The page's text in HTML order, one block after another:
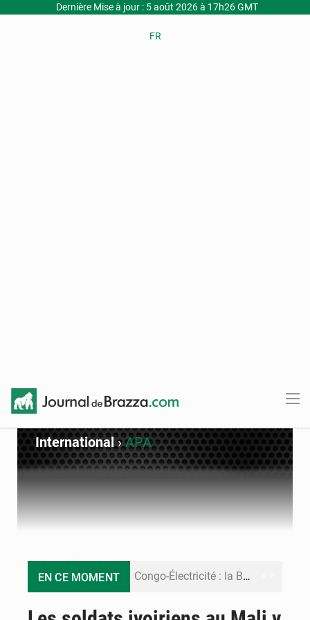
Dernière Mise à jour : 5 août 2026 à 17h26 GMT
FR
International›APA
EN CE MOMENT Congo-Électricité : la BAD renforce son appui pour accélérer les investissements